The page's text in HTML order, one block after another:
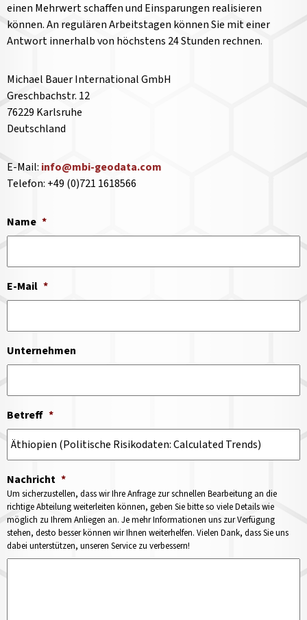
einen Mehrwert schaffen und Einsparungen realisieren
können. An regulären Arbeitstagen können Sie mit einer
Antwort innerhalb von höchstens 24 Stunden rechnen.
Michael Bauer International GmbH
Greschbachstr. 12
76229 Karlsruhe
Deutschland
E-Mail: info@mbi-geodata.com
Telefon: +49 (0)721 1618566
Name *
E-Mail *
Unternehmen
Betreff *
Nachricht *
Um sicherzustellen, dass wir Ihre Anfrage zur schnellen Bearbeitung an die
richtige Abteilung weiterleiten können, geben Sie bitte so viele Details wie
möglich zu Ihrem Anliegen an. Je mehr Informationen uns zur Verfügung
stehen, desto besser können wir Ihnen weiterhelfen. Vielen Dank, dass Sie uns
dabei unterstützen, unseren Service zu verbessern!